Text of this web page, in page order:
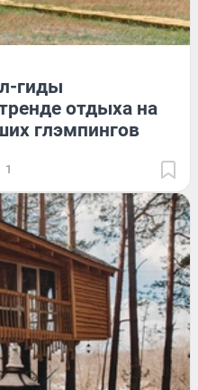
гиды
отдыха на
глэмпингов
1